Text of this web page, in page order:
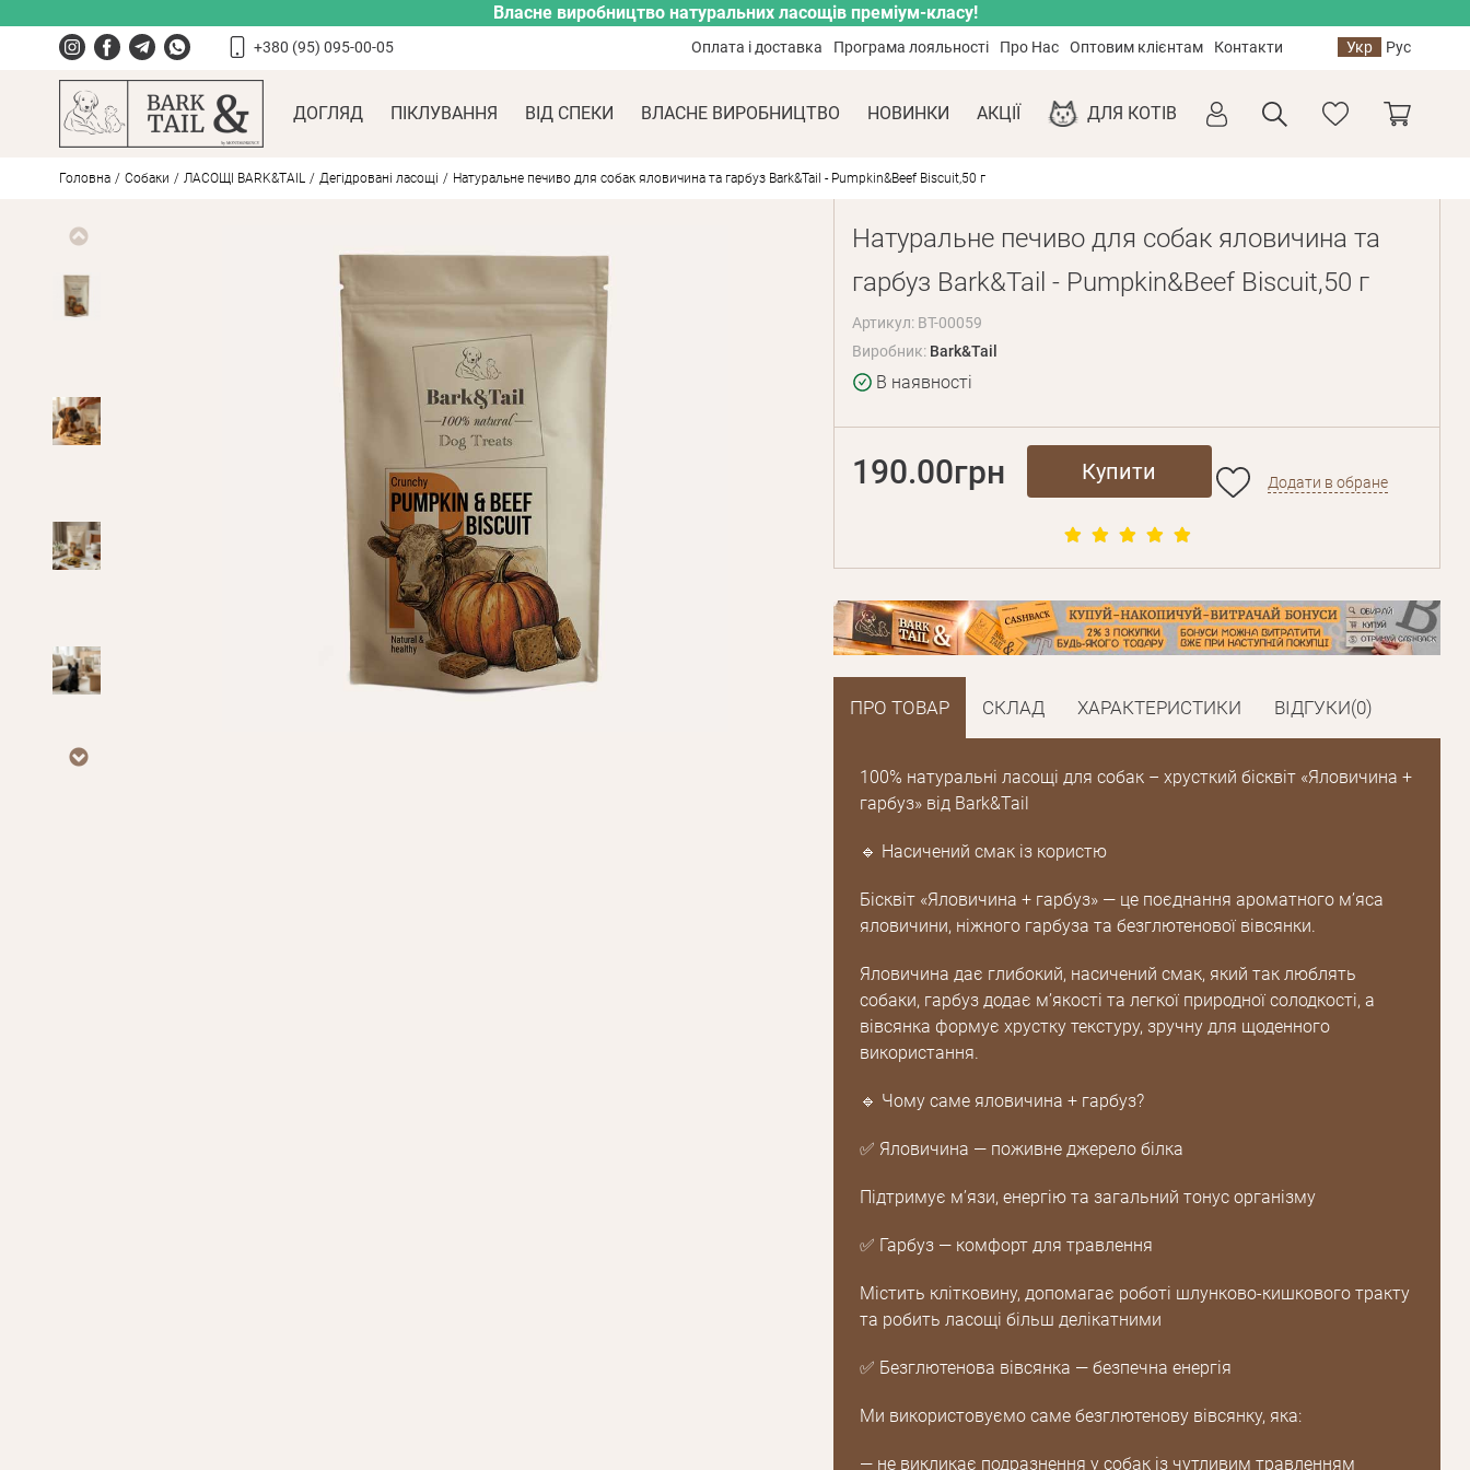
Власне виробництво натуральних ласощів преміум-класу!
+380 (95) 095-00-05 Оплата і доставка Програма лояльності Про Нас Оптовим клієнтам Контакти Укр Рус
ДОГЛЯД ПІКЛУВАННЯ ВІД СПЕКИ ВЛАСНЕ ВИРОБНИЦТВО НОВИНКИ АКЦІЇ ДЛЯ КОТІВ
Головна Собаки ЛАСОЩІ BARK&TAIL Дегідровані ласощі Натуральне печиво для собак яловичина та гарбуз Bark&Tail - Pumpkin&Beef Biscuit,50 г
Натуральне печиво для собак яловичина та
гарбуз Bark&Tail - Pumpkin&Beef Biscuit,50 г
Артикул: BT-00059
Виробник: Bark&Tail
В наявності
190.00грн Купити Додати в обране
ПРО ТОВАР СКЛАД ХАРАКТЕРИСТИКИ ВІДГУКИ(0)
100% натуральні ласощі для собак – хрусткий бісквіт «Яловичина +
гарбуз» від Bark&Tail
🔹 Насичений смак із користю
Бісквіт «Яловичина + гарбуз» — це поєднання ароматного м’яса
яловичини, ніжного гарбуза та безглютенової вівсянки.
Яловичина дає глибокий, насичений смак, який так люблять
собаки, гарбуз додає м’якості та легкої природної солодкості, а
вівсянка формує хрустку текстуру, зручну для щоденного
використання.
🔹 Чому саме яловичина + гарбуз?
✅ Яловичина — поживне джерело білка
Підтримує м’язи, енергію та загальний тонус організму
✅ Гарбуз — комфорт для травлення
Містить клітковину, допомагає роботі шлунково-кишкового тракту
та робить ласощі більш делікатними
✅ Безглютенова вівсянка — безпечна енергія
Ми використовуємо саме безглютенову вівсянку, яка:
— не викликає подразнення у собак із чутливим травленням